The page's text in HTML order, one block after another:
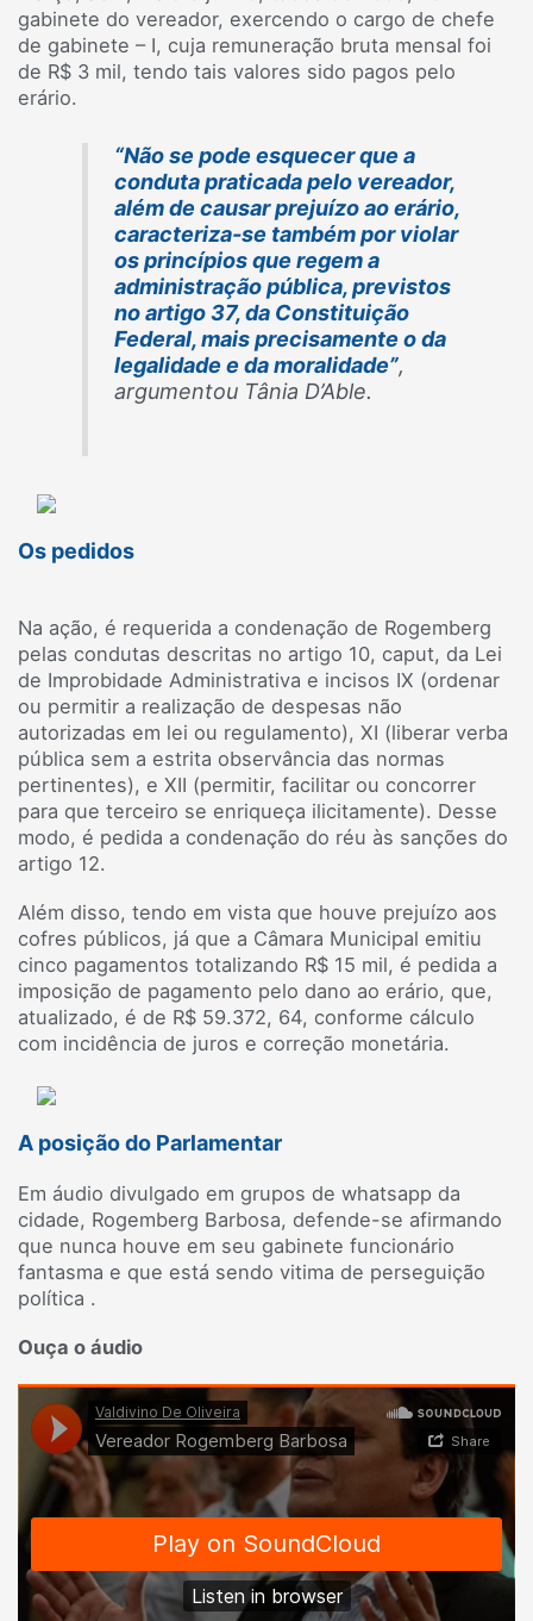
gabinete do vereador, exercendo o cargo de chefe
de gabinete – I, cuja remuneração bruta mensal foi
de R$ 3 mil, tendo tais valores sido pagos pelo
erário.
“Não se pode esquecer que a
conduta praticada pelo vereador,
além de causar prejuízo ao erário,
caracteriza-se também por violar
os princípios que regem a
administração pública, previstos
no artigo 37, da Constituição
Federal, mais precisamente o da
legalidade e da moralidade”,
argumentou Tânia D’Able.
Os pedidos
Na ação, é requerida a condenação de Rogemberg
pelas condutas descritas no artigo 10, caput, da Lei
de Improbidade Administrativa e incisos IX (ordenar
ou permitir a realização de despesas não
autorizadas em lei ou regulamento), XI (liberar verba
pública sem a estrita observância das normas
pertinentes), e XII (permitir, facilitar ou concorrer
para que terceiro se enriqueça ilicitamente). Desse
modo, é pedida a condenação do réu às sanções do
artigo 12.
Além disso, tendo em vista que houve prejuízo aos
cofres públicos, já que a Câmara Municipal emitiu
cinco pagamentos totalizando R$ 15 mil, é pedida a
imposição de pagamento pelo dano ao erário, que,
atualizado, é de R$ 59.372, 64, conforme cálculo
com incidência de juros e correção monetária.
A posição do Parlamentar
Em áudio divulgado em grupos de whatsapp da
cidade, Rogemberg Barbosa, defende-se afirmando
que nunca houve em seu gabinete funcionário
fantasma e que está sendo vitima de perseguição
política .
Ouça o áudio